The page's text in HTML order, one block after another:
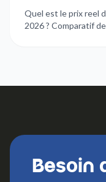
Quel est le prix reel
2026 ? Comparatif
Besoin